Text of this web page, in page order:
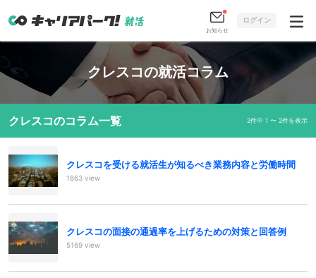
お知らせ
ログイン
クレスコの就活コラム
クレスコのコラム一覧 2件中 1 〜 2件を表示
クレスコを受ける就活生が知るべき業務内容と労働時間
1863 view
クレスコの面接の通過率を上げるための対策と回答例
5169 view